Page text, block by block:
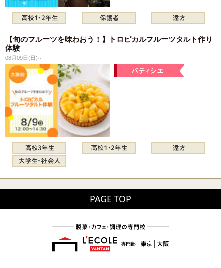
【旬のフルーツを味わおう！】トロピカルフルーツタルト作り
体験
08月09日(日)～
PAGE TOP